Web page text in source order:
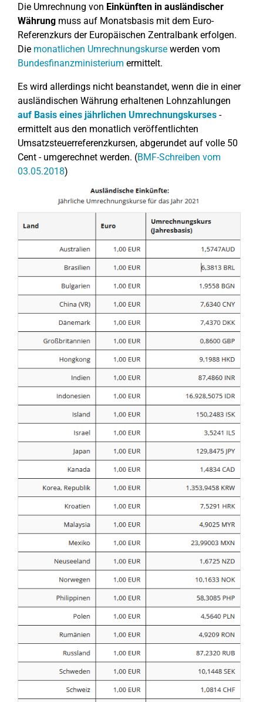
Die Umrechnung von Einkünften in ausländischer
Währung muss auf Monatsbasis mit dem Euro-
Referenzkurs der Europäischen Zentralbank erfolgen.
Die monatlichen Umrechnungskurse werden vom
Bundesfinanzministerium ermittelt.
Es wird allerdings nicht beanstandet, wenn die in einer
ausländischen Währung erhaltenen Lohnzahlungen
auf Basis eines jährlichen Umrechnungskurses -
ermittelt aus den monatlich veröffentlichten
Umsatzsteuerreferenzkursen, abgerundet auf volle 50
Cent - umgerechnet werden. (BMF-Schreiben vom
03.05.2018)